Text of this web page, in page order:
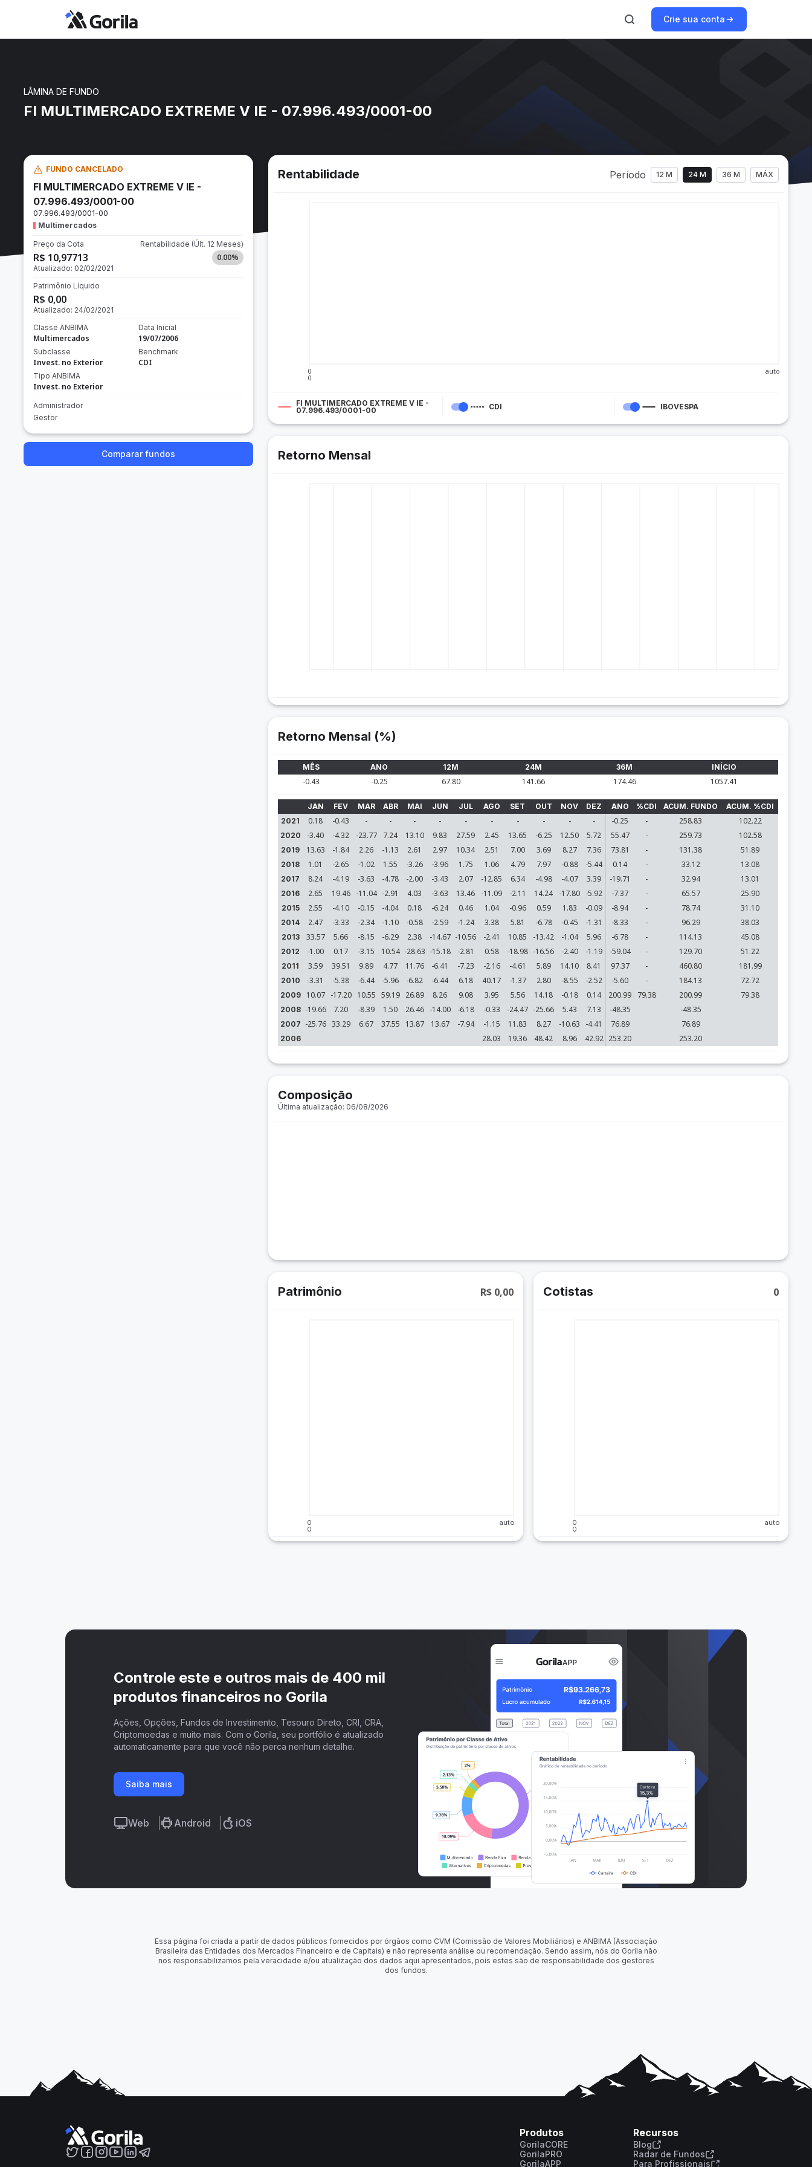
Crie sua conta
LÂMINA DE FUNDO
FI MULTIMERCADO EXTREME V IE - 07.996.493/0001-00
FUNDO CANCELADO
FI MULTIMERCADO EXTREME V IE -
07.996.493/0001-00
07.996.493/0001-00
Multimercados
Preço da Cota
R$ 10,97713
Atualizado: 02/02/2021
Rentabilidade (Últ. 12 Meses)
0.00%
Patrimônio Líquido
R$ 0,00
Atualizado: 24/02/2021
Classe ANBIMA
Multimercados
Subclasse
Invest. no Exterior
Tipo ANBIMA
Invest. no Exterior
Data Inicial
19/07/2006
Benchmark
CDI
Administrador
Gestor
Comparar fundos
Rentabilidade Período 12 M 24 M 36 M MÁX
0
0
auto
FI MULTIMERCADO EXTREME V IE -
07.996.493/0001-00
CDI IBOVESPA
Retorno Mensal
Retorno Mensal (%)
MÊS ANO 12M 24M 36M INÍCIO
-0.43 -0.25 67.80 141.66 174.46 1057.41
JAN FEV MAR ABR MAI JUN JUL AGO SET OUT NOV DEZ ANO %CDI ACUM. FUNDO
ACUM. %CDI
2021
0.18 -0.43 - - - - - - - - - - -0.25 - 258.83 102.22
2020 -3.40 -4.32 -23.77 7.24 13.10 9.83 27.59 2.45 13.65 -6.25 12.50 5.72 55.47 - 259.73 102.58
2019 13.63 -1.84 2.26 -1.13 2.61 2.97 10.34 2.51 7.00 3.69 8.27 7.36 73.81 - 131.38 51.89
2018 1.01 -2.65 -1.02 1.55 -3.26 -3.96 1.75 1.06 4.79 7.97 -0.88 -5.44 0.14 - 33.12 13.08
2017 8.24 -4.19 -3.63 -4.78 -2.00 -3.43 2.07 -12.85 6.34 -4.98 -4.07 3.39 -19.71 - 32.94 13.01
2016 2.65 19.46 -11.04 -2.91 4.03 -3.63 13.46 -11.09 -2.11 14.24 -17.80 -5.92 -7.37 - 65.57 25.90
2015 2.55 -4.10 -0.15 -4.04 0.18 -6.24 0.46 1.04 -0.96 0.59 1.83 -0.09 -8.94 - 78.74 31.10
2014 2.47 -3.33 -2.34 -1.10 -0.58 -2.59 -1.24 3.38 5.81 -6.78 -0.45 -1.31 -8.33 - 96.29 38.03
2013 33.57 5.66 -8.15 -6.29 2.38 -14.67 -10.56 -2.41 10.85 -13.42 -1.04 5.96 -6.78 - 114.13 45.08
2012 -1.00 0.17 -3.15 10.54 -28.63 -15.18 -2.81 0.58 -18.98 -16.56 -2.40 -1.19 -59.04 - 129.70 51.22
2011 3.59 39.51 9.89 4.77 11.76 -6.41 -7.23 -2.16 -4.61 5.89 14.10 8.41 97.37 - 460.80 181.99
2010 -3.31 -5.38 -6.44 -5.96 -6.82 -6.44 6.18 40.17 -1.37 2.80 -8.55 -2.52 -5.60 - 184.13 72.72
2009 10.07 -17.20 10.55 59.19 26.89 8.26 9.08 3.95 5.56 14.18 -0.18 0.14 200.99 79.38 200.99 79.38
2008 -19.66 7.20 -8.39 1.50 26.46 -14.00 -6.18 -0.33 -24.47 -25.66 5.43 7.13 -48.35 -48.35
2007 -25.76 33.29 6.67 37.55 13.87 13.67 -7.94 -1.15 11.83 8.27 -10.63 -4.41 76.89 76.89
2006 28.03 19.36 48.42 8.96 42.92 253.20 253.20
Composição
Última atualização: 06/08/2026
Patrimônio R$ 0,00
0
0
auto
Cotistas 0
0
0
auto
Controle este e outros mais de 400 mil
produtos financeiros no Gorila
Ações, Opções, Fundos de Investimento, Tesouro Direto, CRI, CRA,
Criptomoedas e muito mais. Com o Gorila, seu portfólio é atualizado
automaticamente para que você não perca nenhum detalhe.
Saiba mais
Web Android iOS
Essa página foi criada a partir de dados públicos fornecidos por órgãos como CVM (Comissão de Valores Mobiliários) e ANBIMA (Associação
Brasileira das Entidades dos Mercados Financeiro e de Capitais) e não representa análise ou recomendação. Sendo assim, nós do Gorila não
nos responsabilizamos pela veracidade e/ou atualização dos dados aqui apresentados, pois estes são de responsabilidade dos gestores
dos fundos.
Produtos
GorilaCORE
GorilaPRO
GorilaAPP
Recursos
Blog
Radar de Fundos
Para Profissionais